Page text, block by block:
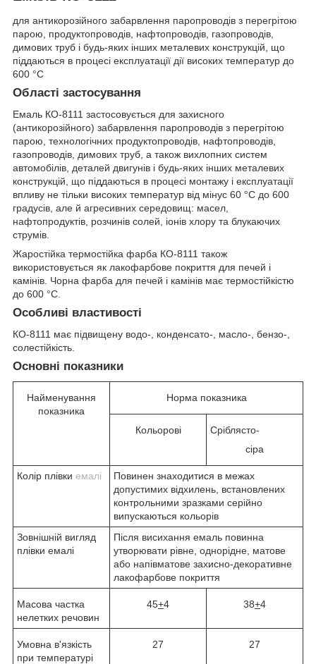
для антикорозійного забарвлення паропроводів з перегрітою
парою, продуктопроводів, нафтопроводів, газопроводів,
димових труб і будь-яких інших металевих конструкцій, що
піддаються в процесі експлуатації дії високих температур до
600 °С
Області застосування
Емаль КО-8111 застосовується для захисного
(антикорозійного) забарвлення паропроводів з перегрітою
парою, технологічних продуктопроводів, нафтопроводів,
газопроводів, димових труб, а також вихлопних систем
автомобілів, деталей двигунів і будь-яких інших металевих
конструкцій, що піддаються в процесі монтажу і експлуатації
впливу не тільки високих температур від мінус 60 °С до 600
градусів, але й агресивних середовищ: масел,
нафтопродуктів, розчинів солей, іонів хлору та блукаючих
струмів.
Жаростійка термостійка фарба КО-8111 також
використовується як лакофарбове покриття для печей і
камінів. Чорна фарба для печей і камінів має термостійкістю
до 600 °С.
Особливі властивості
КО-8111 має підвищену водо-, конденсато-, масло-, бензо-,
солестійкість.
Основні показники
Найменування
показника
Норма показника
Кольорові
Сріблясто-
сіра
Колір плівки емалі
Повинен знаходитися в межах
допустимих відхилень, встановлених
контрольними зразками серійно
випускаються кольорів
Зовнішній вигляд
плівки емалі
Після висихання емаль повинна
утворювати рівне, однорідне, матове
або напівматове захисно-декоративне
лакофарбове покриття
Масова частка
нелетких речовин
45+4 38+4
Умовна в'язкість
при температурі
27 27